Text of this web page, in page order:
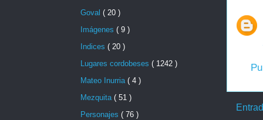
Goval ( 20 )
Imágenes ( 9 )
Indices ( 20 )
Lugares cordobeses ( 1242 )
Mateo Inurria ( 4 )
Mezquita ( 51 )
Personajes ( 76 )